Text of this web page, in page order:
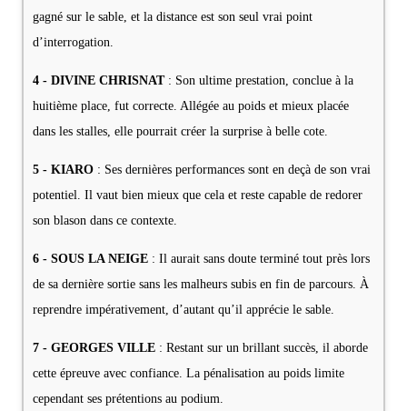
gagné sur le sable, et la distance est son seul vrai point
d’interrogation.
4 - DIVINE CHRISNAT: Son ultime prestation, conclue à la
huitième place, fut correcte. Allégée au poids et mieux placée
dans les stalles, elle pourrait créer la surprise à belle cote.
5 - KIARO : Ses dernières performances sont en deçà de son vrai
potentiel. Il vaut bien mieux que cela et reste capable de redorer
son blason dans ce contexte.
6 - SOUS LA NEIGE : Il aurait sans doute terminé tout près lors
de sa dernière sortie sans les malheurs subis en fin de parcours. À
reprendre impérativement, d’autant qu’il apprécie le sable.
7 - GEORGES VILLE : Restant sur un brillant succès, il aborde
cette épreuve avec confiance. La pénalisation au poids limite
cependant ses prétentions au podium.